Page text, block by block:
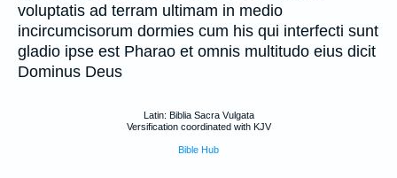
voluptatis ad terram ultimam in medio
incircumcisorum dormies cum his qui interfecti sunt
gladio ipse est Pharao et omnis multitudo eius dicit
Dominus Deus
Latin: Biblia Sacra Vulgata
Versification coordinated with KJV
Bible Hub